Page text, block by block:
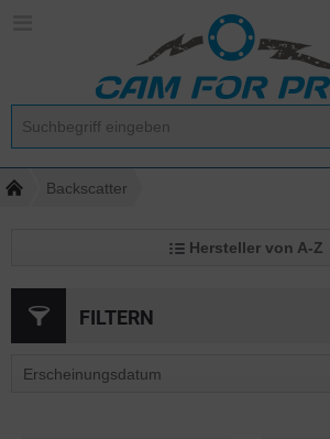
Backscatter
Hersteller von A-Z
FILTERN